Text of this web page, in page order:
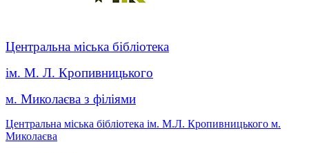
Центральна міська бібліотека
ім. М. Л. Кропивницького
м. Миколаєва з філіями
Центральна міська бібліотека ім. М.Л. Кропивницького м.
Миколаєва